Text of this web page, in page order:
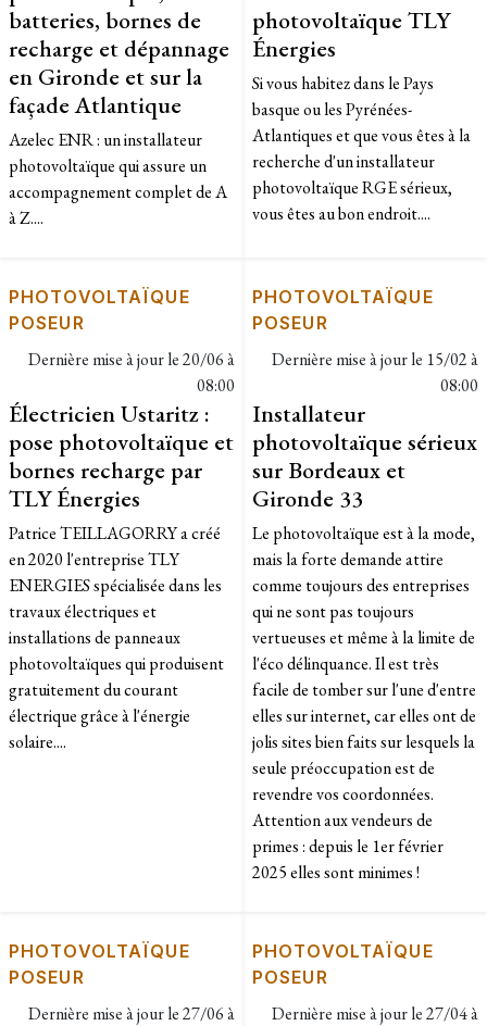
batteries, bornes de
recharge et dépannage
en Gironde et sur la
façade Atlantique
Azelec ENR : un installateur
photovoltaïque qui assure un
accompagnement complet de A
à Z....
photovoltaïque TLY
Énergies
Si vous habitez dans le Pays
basque ou les Pyrénées-
Atlantiques et que vous êtes à la
recherche d'un installateur
photovoltaïque RGE sérieux,
vous êtes au bon endroit....
PHOTOVOLTAÏQUE
POSEUR
Dernière mise à jour le20/06 à
08:00
Électricien Ustaritz :
pose photovoltaïque et
bornes recharge par
TLY Énergies
Patrice TEILLAGORRY a créé
en 2020 l'entreprise TLY
ENERGIES spécialisée dans les
travaux électriques et
installations de panneaux
photovoltaïques qui produisent
gratuitement du courant
électrique grâce à l'énergie
solaire....
PHOTOVOLTAÏQUE
POSEUR
Dernière mise à jour le 15/02 à
08:00
Installateur
photovoltaïque sérieux
sur Bordeaux et
Gironde 33
Le photovoltaïque est à la mode,
mais la forte demande attire
comme toujours des entreprises
qui ne sont pas toujours
vertueuses et même à la limite de
l'éco délinquance. Il est très
facile de tomber sur l'une d'entre
elles sur internet, car elles ont de
jolis sites bien faits sur lesquels la
seule préoccupation est de
revendre vos coordonnées.
Attention aux vendeurs de
primes : depuis le 1er février
2025 elles sont minimes !
PHOTOVOLTAÏQUE
POSEUR
Dernière mise à jour le27/06 à
PHOTOVOLTAÏQUE
POSEUR
Dernière mise à jour le27/04 à